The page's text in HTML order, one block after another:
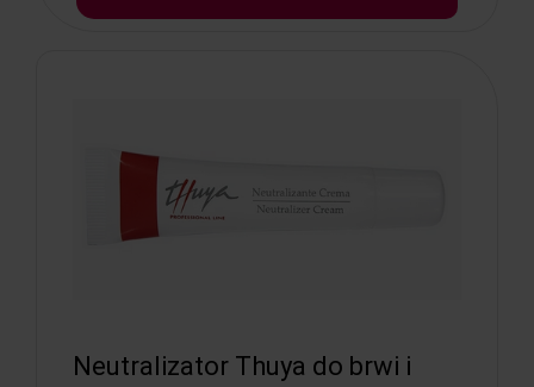
Neutralizator Thuya do brwi i